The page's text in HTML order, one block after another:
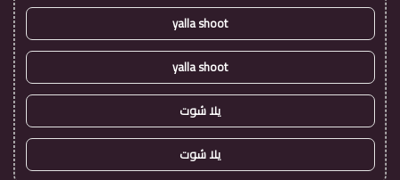
yalla shoot
yalla shoot
يلا شوت
يلا شوت